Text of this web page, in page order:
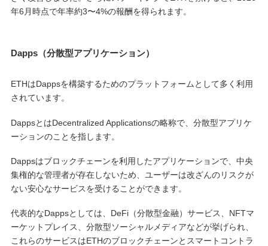
年6月時点で年率約3〜4%の報酬を得られます。
Dapps（分散型アプリケーション）
ETHはDappsを構築するためのプラットフォームとして多く利用
されています。
DappsとはDecentralized Applicationsの略称で、分散型アプリケ
ーションのことを指します。
Dappsはブロックチェーンを利用したアプリケーションで、中央
集権的な管理者が存在しないため、ユーザーは改ざんのリスクが
ない安心なサービスを受けることができます。
代表的なDappsとしては、DeFi（分散型金融）サービス、NFTマ
ーケットプレイス、分散型ソーシャルメディアなどが挙げられ、
これらのサービスはETHのブロックチェーンとスマートコントラ